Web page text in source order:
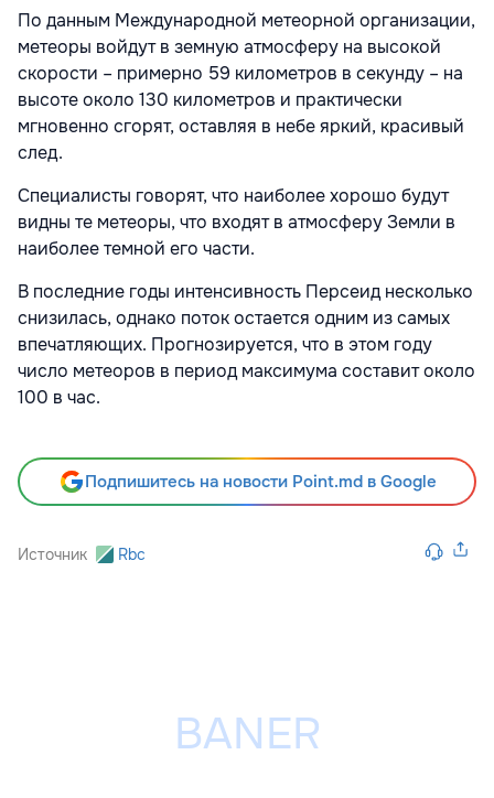
По данным Международной метеорной организации,
метеоры войдут в земную атмосферу на высокой
скорости – примерно 59 километров в секунду – на
высоте около 130 километров и практически
мгновенно сгорят, оставляя в небе яркий, красивый
след.
Специалисты говорят, что наиболее хорошо будут
видны те метеоры, что входят в атмосферу Земли в
наиболее темной его части.
В последние годы интенсивность Персеид несколько
снизилась, однако поток остается одним из самых
впечатляющих. Прогнозируется, что в этом году
число метеоров в период максимума составит около
100 в час.
Подпишитесь на новости Point.md в Google
Источник Rbc